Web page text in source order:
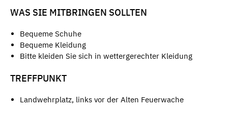
WAS SIE MITBRINGEN SOLLTEN
Bequeme Schuhe
Bequeme Kleidung
Bitte kleiden Sie sich in wettergerechter Kleidung
TREFFPUNKT
Landwehrplatz, links vor der Alten Feuerwache